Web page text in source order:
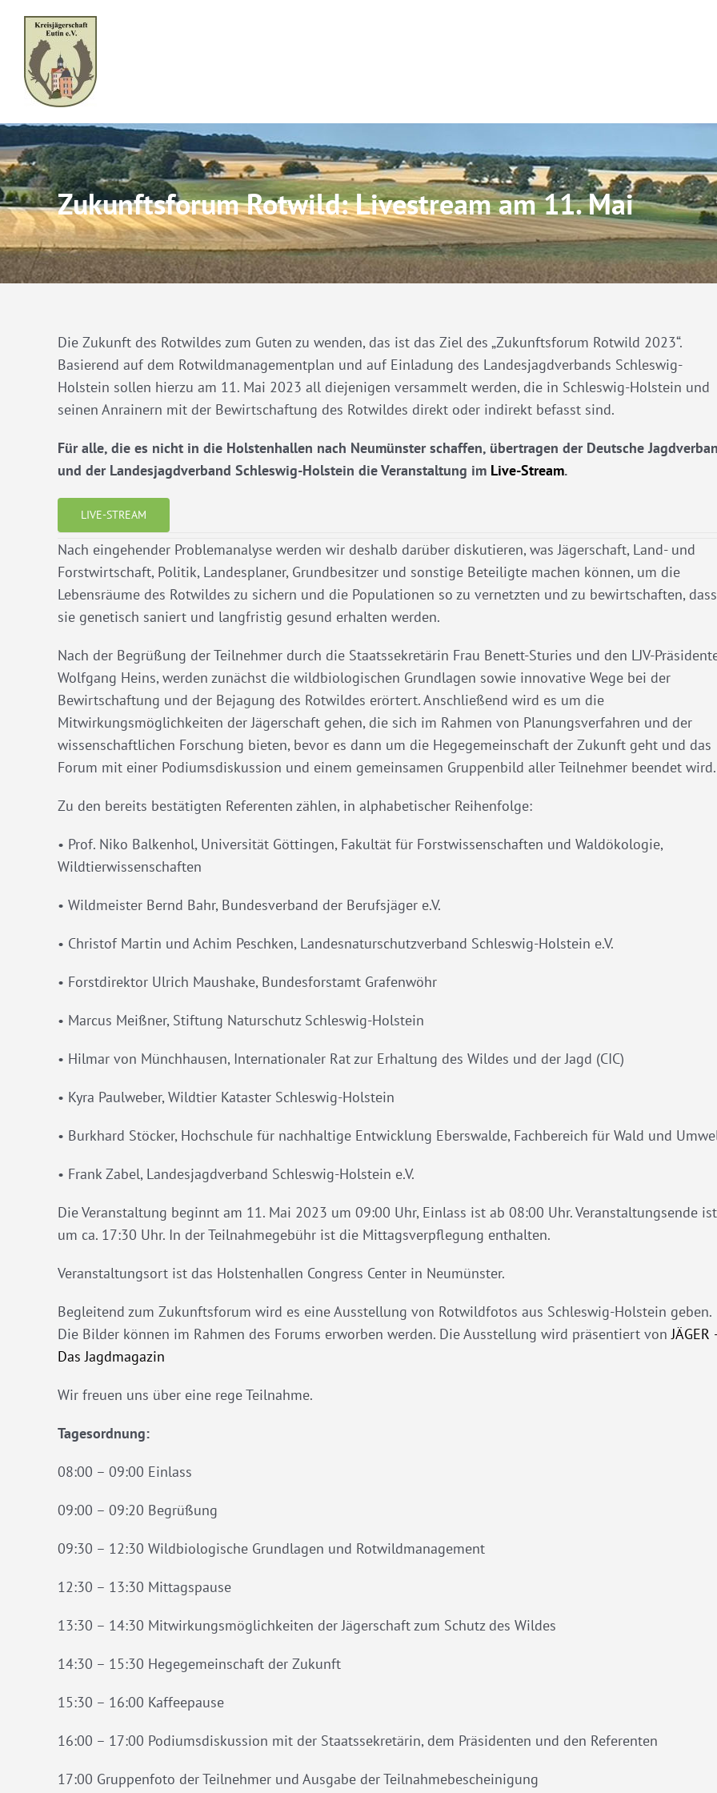
content
Zukunftsforum Rotwild: Livestream am 11. Mai
Die Zukunft des Rotwildes zum Guten zu wenden, das ist das Ziel des „Zukunftsforum Rotwild 2023“.
Basierend auf dem Rotwildmanagementplan und auf Einladung des Landesjagdverbands Schleswig-
Holstein sollen hierzu am 11. Mai 2023 all diejenigen versammelt werden, die in Schleswig-Holstein und
seinen Anrainern mit der Bewirtschaftung des Rotwildes direkt oder indirekt befasst sind.
Für alle, die es nicht in die Holstenhallen nach Neumünster schaffen, übertragen der Deutsche
und der Landesjagdverband Schleswig-Holstein die Veranstaltung im Live-Stream.
LIVE-STREAM
Nach eingehender Problemanalyse werden wir deshalb darüber diskutieren, was Jägerschaft, Land- und
Forstwirtschaft, Politik, Landesplaner, Grundbesitzer und sonstige Beteiligte machen können, um die
Lebensräume des Rotwildes zu sichern und die Populationen so zu vernetzten und zu bewirtschaften, dass
sie genetisch saniert und langfristig gesund erhalten werden.
Nach der Begrüßung der Teilnehmer durch die Staatssekretärin Frau Benett-Sturies und den LJV-
Wolfgang Heins, werden zunächst die wildbiologischen Grundlagen sowie innovative Wege bei der
Bewirtschaftung und der Bejagung des Rotwildes erörtert. Anschließend wird es um die
Mitwirkungsmöglichkeiten der Jägerschaft gehen, die sich im Rahmen von Planungsverfahren und der
wissenschaftlichen Forschung bieten, bevor es dann um die Hegegemeinschaft der Zukunft geht und das
Forum mit einer Podiumsdiskussion und einem gemeinsamen Gruppenbild aller Teilnehmer beendet wird.
Zu den bereits bestätigten Referenten zählen, in alphabetischer Reihenfolge:
• Prof. Niko Balkenhol, Universität Göttingen, Fakultät für Forstwissenschaften und Waldökologie,
Wildtierwissenschaften
• Wildmeister Bernd Bahr, Bundesverband der Berufsjäger e.V.
• Christof Martin und Achim Peschken, Landesnaturschutzverband Schleswig-Holstein e.V.
• Forstdirektor Ulrich Maushake, Bundesforstamt Grafenwöhr
• Marcus Meißner, Stiftung Naturschutz Schleswig-Holstein
• Hilmar von Münchhausen, Internationaler Rat zur Erhaltung des Wildes und der Jagd (CIC)
• Kyra Paulweber, Wildtier Kataster Schleswig-Holstein
• Burkhard Stöcker, Hochschule für nachhaltige Entwicklung Eberswalde, Fachbereich für Wald und
• Frank Zabel, Landesjagdverband Schleswig-Holstein e.V.
Die Veranstaltung beginnt am 11. Mai 2023 um 09:00 Uhr, Einlass ist ab 08:00 Uhr. Veranstaltungsende ist
um ca. 17:30 Uhr. In der Teilnahmegebühr ist die Mittagsverpflegung enthalten.
Veranstaltungsort ist das Holstenhallen Congress Center in Neumünster.
Begleitend zum Zukunftsforum wird es eine Ausstellung von Rotwildfotos aus Schleswig-Holstein geben.
Die Bilder können im Rahmen des Forums erworben werden. Die Ausstellung wird präsentiert vonJÄGER
Das Jagdmagazin
Wir freuen uns über eine rege Teilnahme.
Tagesordnung:
08:00 – 09:00 Einlass
09:00 – 09:20 Begrüßung
09:30 – 12:30 Wildbiologische Grundlagen und Rotwildmanagement
12:30 – 13:30 Mittagspause
13:30 – 14:30 Mitwirkungsmöglichkeiten der Jägerschaft zum Schutz des Wildes
14:30 – 15:30 Hegegemeinschaft der Zukunft
15:30 – 16:00 Kaffeepause
16:00 – 17:00 Podiumsdiskussion mit der Staatssekretärin, dem Präsidenten und den Referenten
17:00 Gruppenfoto der Teilnehmer und Ausgabe der Teilnahmebescheinigung